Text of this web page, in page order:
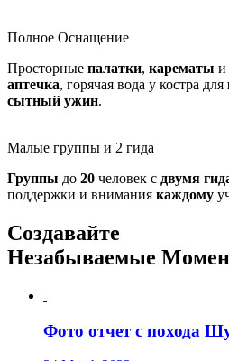
Полное Оснащение
Просторные палатки, карематы и
аптечка, горячая вода у костра для
сытный ужин.
Малые группы и 2 гида
Группы до 20 человек с двумя
поддержки и внимания каждому
Создавайте
Незабываемые
Фото отчет с похода